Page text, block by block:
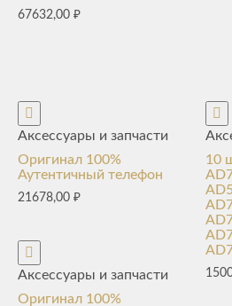
67632,00 ₽
Аксессуары и запчасти
Оригинал 100%
Аутентичный телефон
21678,00 ₽
Аксессуары и запчасти
Оригинал 100%
10